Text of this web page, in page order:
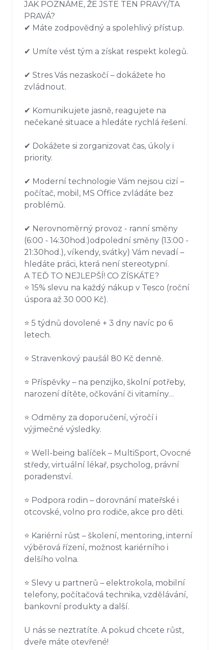
JAK POZNÁME, ŽE JSTE TEN PRAVÝ/TA
PRAVÁ?
✔ Máte zodpovědný a spolehlivý přístup.
✔ Umíte vést tým a získat respekt kolegů.
✔ Stres Vás nezaskočí – dokážete ho
zvládnout.
✔ Komunikujete jasně, reagujete na
nečekané situace a hledáte rychlá řešení.
✔ Dokážete si zorganizovat čas, úkoly i
priority.
✔ Moderní technologie Vám nejsou cizí –
počítač, mobil, MS Office zvládáte bez
problémů.
✔ Nerovnoměrný provoz - ranní směny
(6:00 - 14:30hod.)odpolední směny (13:00 -
21:30hod.), víkendy, svátky) Vám nevadí –
hledáte práci, která není stereotypní.
A TEĎ TO NEJLEPŠÍ! CO ZÍSKÁTE?
⭐ 15% slevu na každý nákup v Tesco (roční
úspora až 30 000 Kč).
⭐ 5 týdnů dovolené + 3 dny navíc po 6
letech.
⭐ Stravenkový paušál 80 Kč denně.
⭐ Příspěvky – na penzijko, školní potřeby,
narození dítěte, očkování či vitamíny…
⭐ Odměny za doporučení, výročí i
výjimečné výsledky.
⭐ Well-being balíček – MultiSport, Ovocné
středy, virtuální lékař, psycholog, právní
poradenství.
⭐ Podpora rodin – dorovnání mateřské i
otcovské, volno pro rodiče, akce pro děti.
⭐ Kariérní růst – školení, mentoring, interní
výběrová řízení, možnost kariérního i
delšího volna.
⭐ Slevy u partnerů – elektrokola, mobilní
telefony, počítačová technika, vzdělávání,
bankovní produkty a další.
U nás se neztratíte. A pokud chcete růst,
dveře máte otevřené!